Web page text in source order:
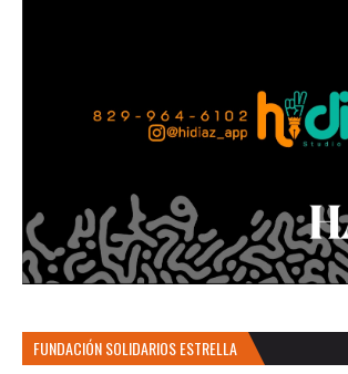
FUNDACIÓN SOLIDARIOS ESTRELLA